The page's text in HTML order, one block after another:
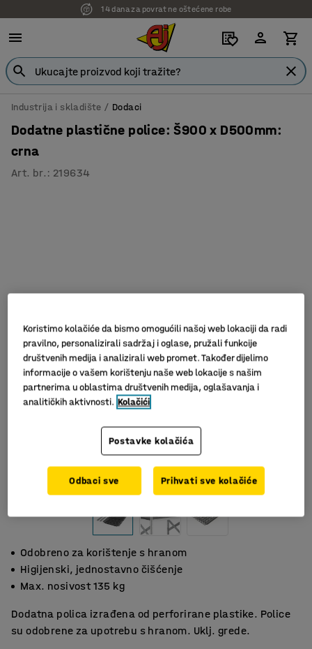
14 dana za povrat ne oštećene robe
Industrija i skladište Dodaci
Dodatne plastične police: Š900 x D500mm:
crna
Art. br. : 219634
Odobreno za korištenje s hranom
Higijenski, jednostavno čišćenje
Max. nosivost 135 kg
Dodatna polica izrađena od perforirane plastike. Police
su odobrene za upotrebu s hranom. Uklj. grede.
Koristimo kolačiće da bismo omogućili našoj web lokaciji da radi
pravilno, personalizirali sadržaj i oglase, pružali funkcije
društvenih medija i analizirali web promet. Također dijelimo
informacije o vašem korištenju naše web lokacije s našim
partnerima u oblastima društvenih medija, oglašavanja i
analitičkih aktivnosti. Kolačići
Postavke kolačića
Odbaci sve Prihvati sve kolačiće